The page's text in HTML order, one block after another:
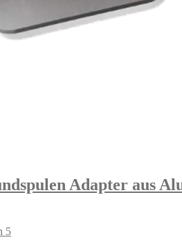
Adapter aus
5